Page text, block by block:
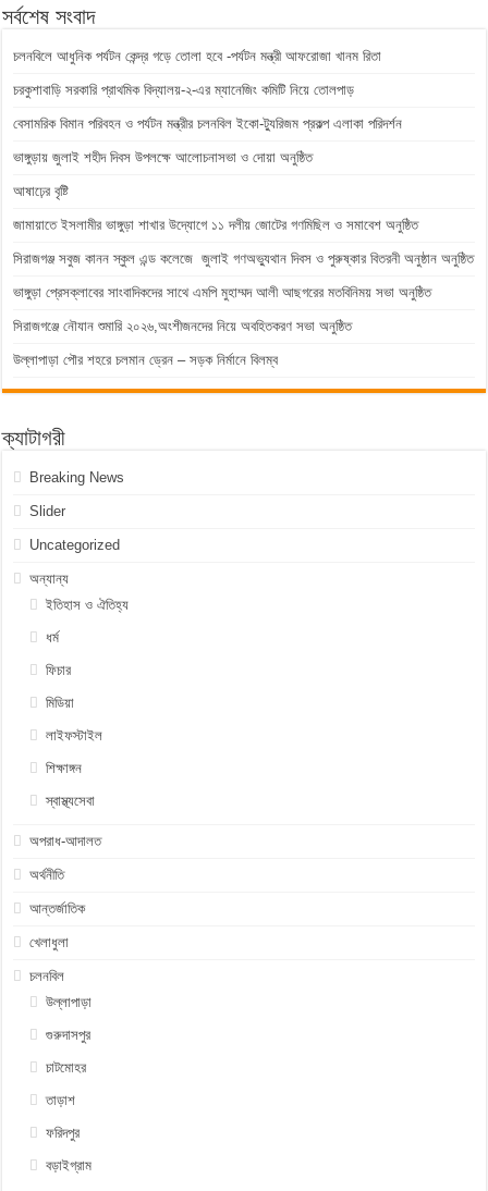
সর্বশেষ সংবাদ
চলনবিলে আধুনিক পর্যটন কেন্দ্র গড়ে তোলা হবে -পর্যটন মন্ত্রী আফরোজা খানম রিতা
চরকুশাবাড়ি সরকারি প্রাথমিক বিদ্যালয়-২-এর ম্যানেজিং কমিটি নিয়ে তোলপাড়
বেসামরিক বিমান পরিবহন ও পর্যটন মন্ত্রীর চলনবিল ইকো-ট্যুরিজম প্রকল্প এলাকা পরিদর্শন
ভাঙ্গুড়ায় জুলাই শহীদ দিবস উপলক্ষে আলোচনাসভা ও দোয়া অনুষ্ঠিত
আষাঢ়ের বৃষ্টি
জামায়াতে ইসলামীর ভাঙ্গুড়া শাখার উদ্যোগে ১১ দলীয় জোটের গণমিছিল ও সমাবেশ অনুষ্ঠিত
সিরাজগঞ্জ সবুজ কানন স্কুল এন্ড কলেজে জুলাই গণঅভ্যুথান দিবস ও পুরুষ্কার বিতরনী অনুষ্ঠান অনুষ্ঠিত
ভাঙ্গুড়া প্রেসক্লাবের সাংবাদিকদের সাথে এমপি মুহাম্মদ আলী আছগরের মতবিনিময় সভা অনুষ্ঠিত
সিরাজগঞ্জে নৌযান শুমারি ২০২৬,অংশীজনদের নিয়ে অবহিতকরণ সভা অনুষ্ঠিত
উল্লাপাড়া পৌর শহরে চলমান ড্রেন – সড়ক নির্মানে বিলম্ব
ক্যাটাগরী
Breaking News
Slider
Uncategorized
অন্যান্য
ইতিহাস ও ঐতিহ্য
ধর্ম
ফিচার
মিডিয়া
লাইফস্টাইল
শিক্ষাঙ্গন
স্বাস্থ্যসেবা
অপরাধ-আদালত
অর্থনীতি
আন্তর্জাতিক
খেলাধুলা
চলনবিল
উল্লাপাড়া
গুরুদাসপুর
চাটমোহর
তাড়াশ
ফরিদপুর
বড়াইগ্রাম